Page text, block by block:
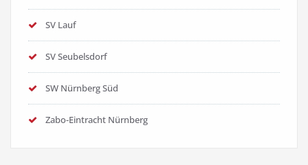
SV Lauf
SV Seubelsdorf
SW Nürnberg Süd
Zabo-Eintracht Nürnberg